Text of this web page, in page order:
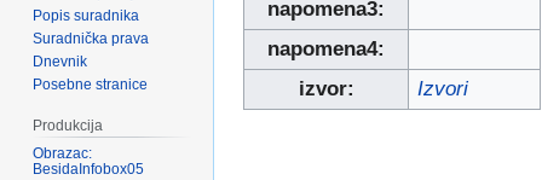
napomena3:
napomena4:
izvor:
Izvori
Popis suradnika
Suradnička prava
Dnevnik
Posebne stranice
Produkcija
Obrazac:
BesidaInfobox05